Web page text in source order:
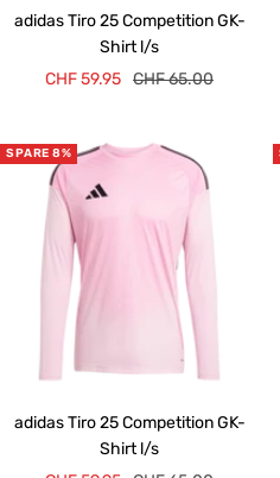
adidas Tiro 25 Competition GK-
Shirt l/s
Angebotspreis
CHF 59.95 Regulärer
CHF 65.00
SPARE 8%
adidas Tiro 25 Competition GK-
Shirt l/s